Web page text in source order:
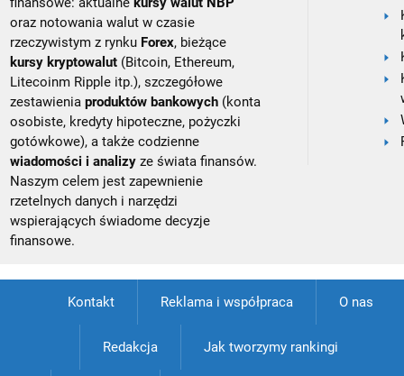
oraz notowania walut w czasie
rzeczywistym z rynku Forex, bieżące
kursy kryptowalut (Bitcoin, Ethereum,
Litecoinm Ripple itp.), szczegółowe
zestawieniaproduktów bankowych (konta
osobiste, kredyty hipoteczne, pożyczki
gotówkowe), a także codzienne
wiadomości i analizy ze świata finansów.
Naszym celem jest zapewnienie
rzetelnych danych i narzędzi
wspierających świadome decyzje
finansowe.
Kontakt Reklama i współpraca O nas
Redakcja Jak tworzymy rankingi